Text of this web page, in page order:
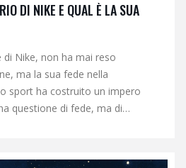
DI NIKE E QUAL È LA SUA
Nike, non ha mai reso
ma la sua fede nella
sport ha costruito un impero
questione di fede, ma di